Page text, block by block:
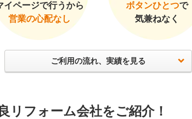
イページで行うから
営業の心配なし
ボタンひとつで
気兼ねなく
ご利用の流れ、実績を見る
リフォーム会社をご紹介！